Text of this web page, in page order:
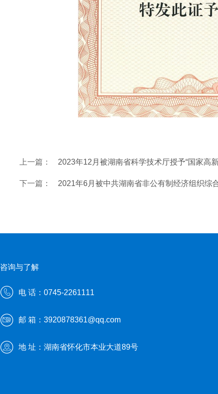
上一篇： 2023年12月被湖南省科学技术厅授予“国家高
下一篇： 2021年6月被中共湖南省非公有制经济组织综
咨询与了解
电 话：0745-2261111
邮 箱：3920878361@qq.com
地 址：湖南省怀化市本业大道89号